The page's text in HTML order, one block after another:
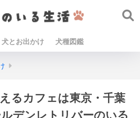
犬とお出かけ 犬種図鑑
るカフェは東京・千葉
デンレトリバーのいる